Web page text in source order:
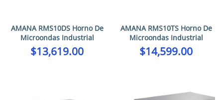
AMANA RMS10DS Horno De
Microondas Industrial
$13,619.00
AMANA RMS10TS Horno De
Microondas Industrial
$14,599.00